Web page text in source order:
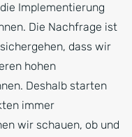
Implementierung
Die Nachfrage ist
dass wir
hohen
Deshalb starten
immer
wir schauen, ob und